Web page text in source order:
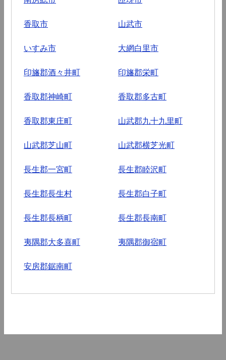
香取市 山武市
いすみ市 大網白里市
印旛郡酒々井町 印旛郡栄町
香取郡神崎町 香取郡多古町
香取郡東庄町 山武郡九十九里町
山武郡芝山町 山武郡横芝光町
長生郡一宮町 長生郡睦沢町
長生郡長生村 長生郡白子町
長生郡長柄町 長生郡長南町
夷隅郡大多喜町 夷隅郡御宿町
安房郡鋸南町